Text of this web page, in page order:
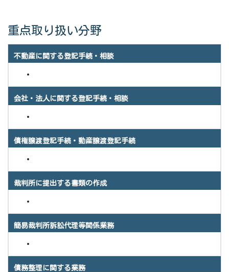
重点取り扱い分野
不動産に関する登記手続・相談
会社・法人に関する登記手続・相談
債権譲渡登記手続・動産譲渡登記手続
裁判所に提出する書類の作成
簡易裁判所訴訟代理等関係業務
債務整理に関する業務